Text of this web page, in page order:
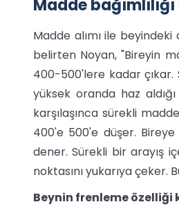
Madde
Madde alımı ile beyindeki
belirten Noyan, "Bireyin
400-500'lere kadar çıkar.
yüksek oranda haz
karşılaşınca sürekli
400'e 500'e düşer.
dener. Sürekli bir arayış
noktasını yukarıya
Beynin frenleme özelliği